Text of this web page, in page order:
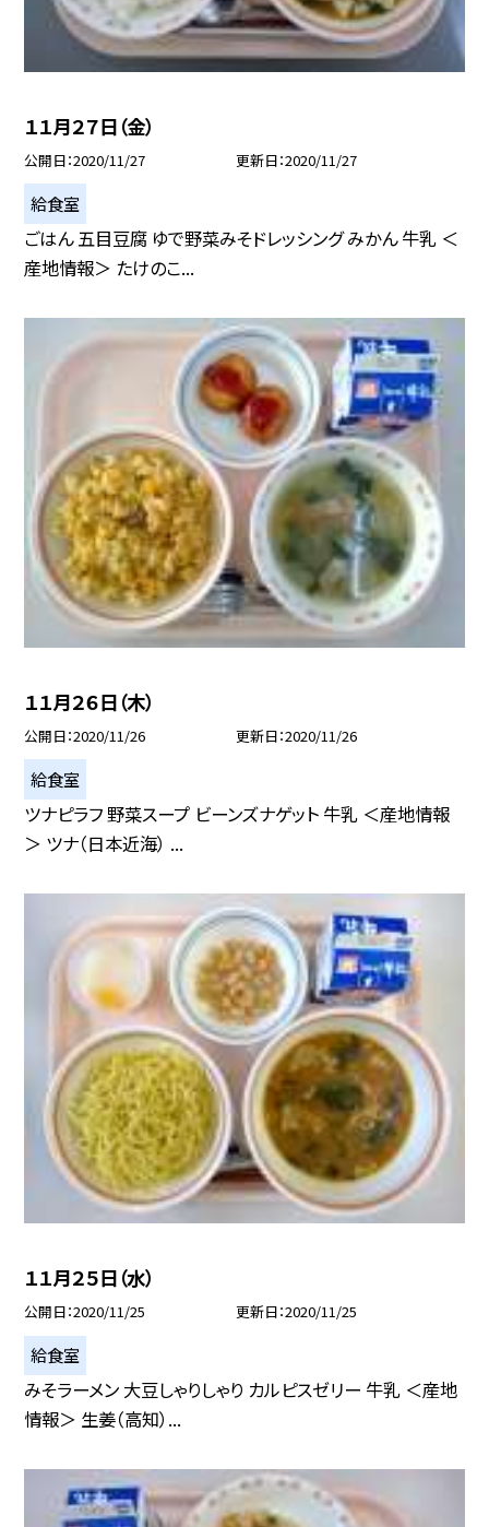
１１月２７日（金）
公開日 2020/11/27 更新日 2020/11/27
給食室
ごはん 五目豆腐 ゆで野菜みそドレッシング みかん 牛乳 ＜
産地情報＞ たけのこ...
１１月２６日（木）
公開日 2020/11/26 更新日 2020/11/26
給食室
ツナピラフ 野菜スープ ビーンズナゲット 牛乳 ＜産地情報
＞ ツナ（日本近海） ...
１１月２５日（水）
公開日 2020/11/25 更新日 2020/11/25
給食室
みそラーメン 大豆しゃりしゃり カルピスゼリー 牛乳 ＜産地
情報＞ 生姜（高知）...